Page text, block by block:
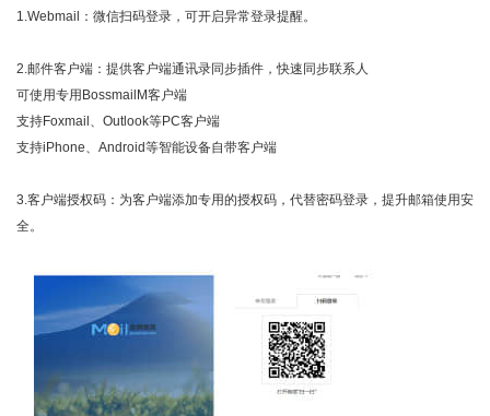
1.Webmail：微信扫码登录，可开启异常登录提醒。
2.邮件客户端：提供客户端通讯录同步插件，快速同步联系人
可使用专用BossmailM客户端
支持Foxmail、Outlook等PC客户端
支持iPhone、Android等智能设备自带客户端
3.客户端授权码：为客户端添加专用的授权码，代替密码登录，提升邮箱使用安
全。